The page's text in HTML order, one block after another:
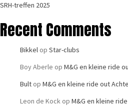
SRH-treffen 2025
Recent Comments
Bikkel op Star-clubs
Boy Aberle op M&G en kleine ride
Bult op M&G en kleine ride out
Leon de Kock op M&G en kleine